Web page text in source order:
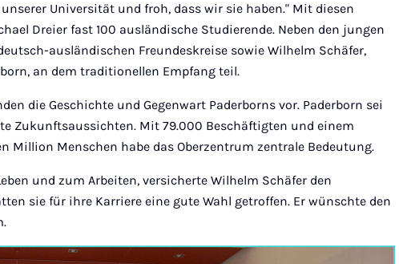
Universität und froh, dass wir sie haben." Mit diesen
Dreier fast 100 ausländische Studierende. Neben den jungen
ausländischen Freundeskreise sowie Wilhelm Schäfer,
an dem traditionellen Empfang teil.
die Geschichte und Gegenwart Paderborns vor. Paderborn sei
Zukunftsaussichten. Mit 79.000 Beschäftigten und einem
Million Menschen habe das Oberzentrum zentrale Bedeutung.
und zum Arbeiten, versicherte Wilhelm Schäfer den
sie für ihre Karriere eine gute Wahl getroffen. Er wünschte den